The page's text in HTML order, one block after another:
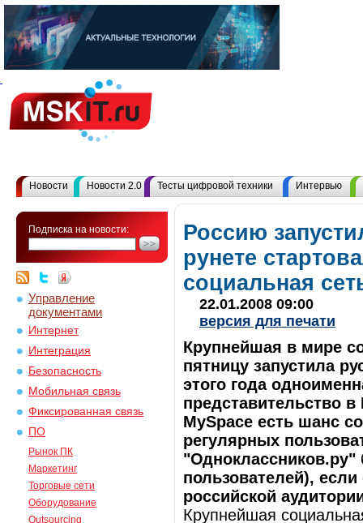
Новости Новости 2.0 Тесты цифровой техники Интервью
Подписка на новости:
Управление
документами
Интернет
Интеграция
Безопасность
Мобильная связь
Фиксированная связь
ПО
Рынок ПК
Маркетинг
Торговые сети
Оборудование
Outsourcing
Россию
рунете
социальная
22.01.2008 09:00
версия для печати
Крупнейшая в мире
пятницу запустила
этого года
представительство
MySpace есть шанс
регулярных
"Одноклассников.ру"
пользователей),
российской
Крупнейшая